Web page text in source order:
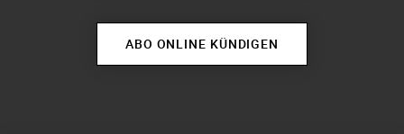
ABO ONLINE KÜNDIGEN